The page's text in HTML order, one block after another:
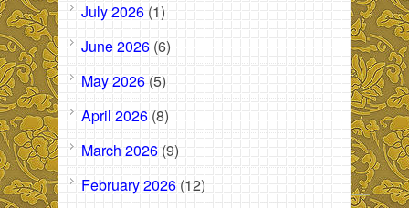
July 2026 (1)
June 2026 (6)
May 2026 (5)
April 2026 (8)
March 2026 (9)
February 2026 (12)